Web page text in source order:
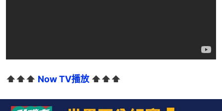
⬆️⬆️⬆️ Now TV播放 ⬆️⬆️⬆️